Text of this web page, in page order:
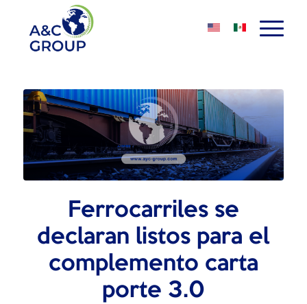
Ferrocarriles se
declaran listos para el
complemento carta
porte 3.0